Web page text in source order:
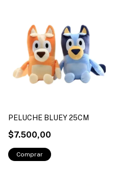
PELUCHE BLUEY 25CM
$7.500,00